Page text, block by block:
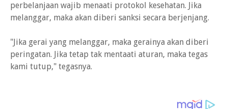
perbelanjaan wajib menaati protokol kesehatan. Jika
melanggar, maka akan diberi sanksi secara berjenjang.
"Jika gerai yang melanggar, maka gerainya akan diberi
peringatan. Jika tetap tak mentaati aturan, maka tegas
kami tutup," tegasnya.